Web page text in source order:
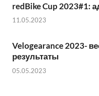
redBike Cup 2023#1:
11.05.2023
Velogearance 2023-
результаты
05.05.2023